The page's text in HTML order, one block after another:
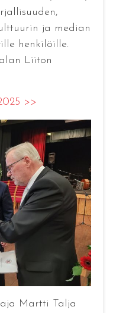
ja median
henkilöille.
Liiton
>>
Martti Talja